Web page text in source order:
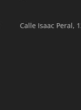
Calle Isaac Peral,